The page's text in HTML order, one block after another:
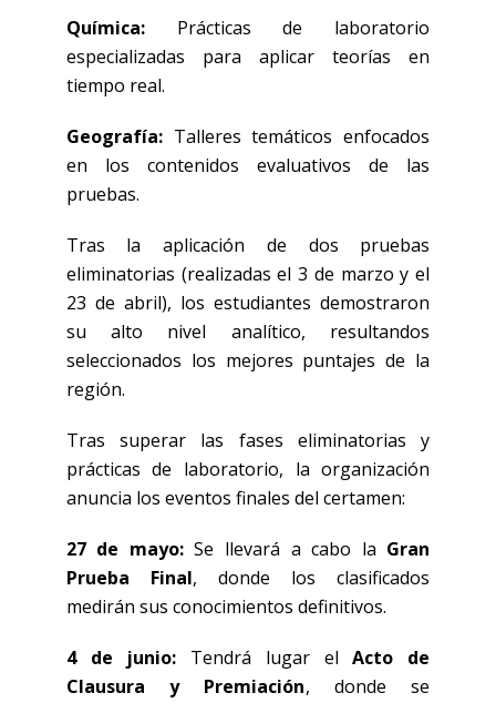
Química:Prácticas de laboratorio
especializadas para aplicar teorías en
tiempo real.
Geografía:Talleres temáticos enfocados
en los contenidos evaluativos de las
pruebas.
Tras la aplicación de dos pruebas
eliminatorias (realizadas el 3 de marzo y el
23 de abril), los estudiantes demostraron
su alto nivel analítico, resultandos
seleccionados los mejores puntajes de la
región.
Tras superar las fases eliminatorias y
prácticas de laboratorio, la organización
anuncia los eventos finales del certamen:
27 de mayo:Se llevará a cabo la Gran
Prueba Final, donde los clasificados
medirán sus conocimientos definitivos.
4 de junio: Tendrá lugar elActo de
Clausura y Premiación, donde se